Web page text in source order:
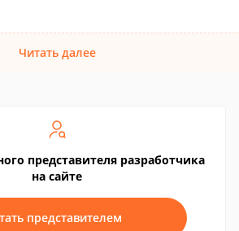
Читать далее
представителя разработчика
на сайте
представителем